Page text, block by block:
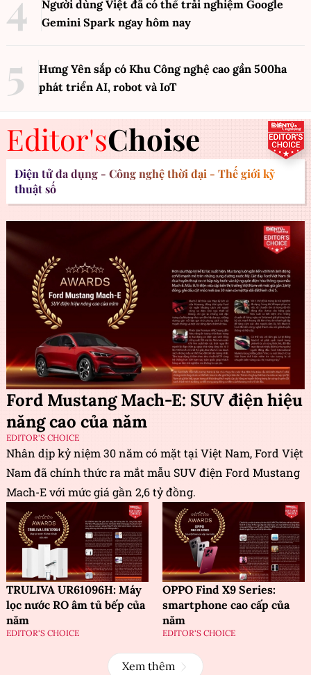
Người dùng Việt đã có thể trải nghiệm Google
Gemini Spark ngay hôm nay
Hưng Yên sắp có Khu Công nghệ cao gần 500ha
phát triển AI, robot và IoT
Editor'sChoise
Điện tử đa dụng - Công nghệ thời đại - Thế giới kỹ
thuật số
Ford Mustang Mach-E: SUV điện hiệu
năng cao của năm
EDITOR'S CHOICE
Nhân dịp kỷ niệm 30 năm có mặt tại Việt Nam, Ford Việt
Nam đã chính thức ra mắt mẫu SUV điện Ford Mustang
Mach-E với mức giá gần 2,6 tỷ đồng.
TRULIVA UR61096H: Máy
lọc nước RO âm tủ bếp của
năm
EDITOR'S CHOICE
OPPO Find X9 Series:
smartphone cao cấp của
năm
EDITOR'S CHOICE
Xem thêm